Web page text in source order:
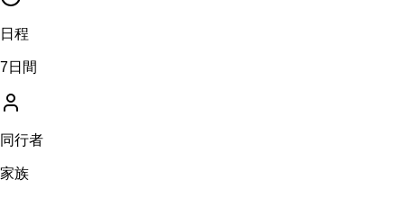
日程
7日間
同行者
家族